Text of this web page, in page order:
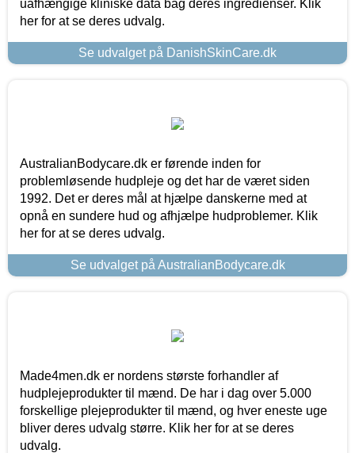
uafhængige kliniske data bag deres ingredienser. Klik
her for at se deres udvalg.
Se udvalget på DanishSkinCare.dk
AustralianBodycare.dk er førende inden for
problemløsende hudpleje og det har de været siden
1992. Det er deres mål at hjælpe danskerne med at
opnå en sundere hud og afhjælpe hudproblemer. Klik
her for at se deres udvalg.
Se udvalget på AustralianBodycare.dk
Made4men.dk er nordens største forhandler af
hudplejeprodukter til mænd. De har i dag over 5.000
forskellige plejeprodukter til mænd, og hver eneste uge
bliver deres udvalg større. Klik her for at se deres
udvalg.